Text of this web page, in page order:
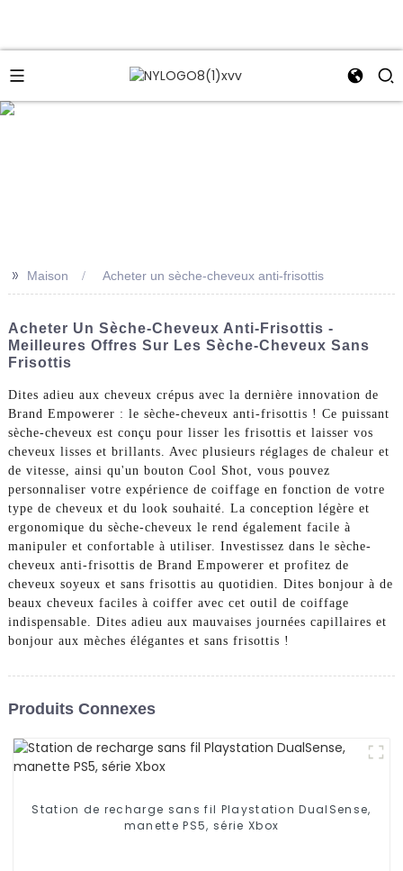
>> Maison Acheter un sèche-cheveux anti-frisottis
Acheter Un Sèche-Cheveux Anti-Frisottis -
Meilleures Offres Sur Les Sèche-Cheveux Sans
Frisottis
Dites adieu aux cheveux crépus avec la dernière innovation de
Brand Empowerer : le sèche-cheveux anti-frisottis ! Ce puissant
sèche-cheveux est conçu pour lisser les frisottis et laisser vos
cheveux lisses et brillants. Avec plusieurs réglages de chaleur et
de vitesse, ainsi qu'un bouton Cool Shot, vous pouvez
personnaliser votre expérience de coiffage en fonction de votre
type de cheveux et du look souhaité. La conception légère et
ergonomique du sèche-cheveux le rend également facile à
manipuler et confortable à utiliser. Investissez dans le sèche-
cheveux anti-frisottis de Brand Empowerer et profitez de
cheveux soyeux et sans frisottis au quotidien. Dites bonjour à de
beaux cheveux faciles à coiffer avec cet outil de coiffage
indispensable. Dites adieu aux mauvaises journées capillaires et
bonjour aux mèches élégantes et sans frisottis !
Produits Connexes
Station de recharge sans fil Playstation DualSense,
manette PS5, série Xbox